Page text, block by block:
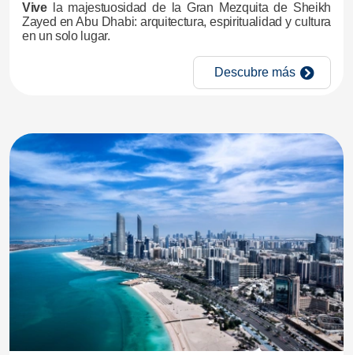
Vivela majestuosidad de la Gran Mezquita de Sheikh
Zayed en Abu Dhabi: arquitectura, espiritualidad y cultura
en un solo lugar.
Descubre más